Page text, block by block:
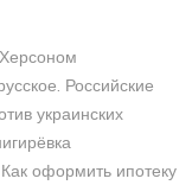
Российские
украинских
оформить ипотеку